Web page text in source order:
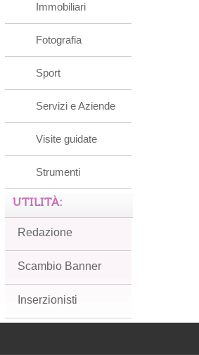
Immobiliari
Fotografia
Sport
Servizi e Aziende
Visite guidate
Strumenti
UTILITÀ:
Redazione
Scambio Banner
Inserzionisti